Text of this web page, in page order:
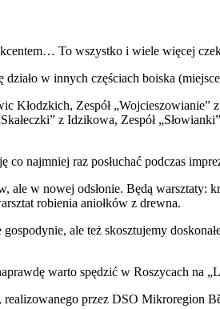
To wszystko i wiele więcej
w innych częściach boiska
Kłodzkich, Zespół
z Idzikowa, Zespół
najmniej raz posłuchać podczas
w nowej odsłonie. Będą
robienia aniołków z drewna.
ale też skosztujemy
warto spędzić w Roszycach na
przez DSO